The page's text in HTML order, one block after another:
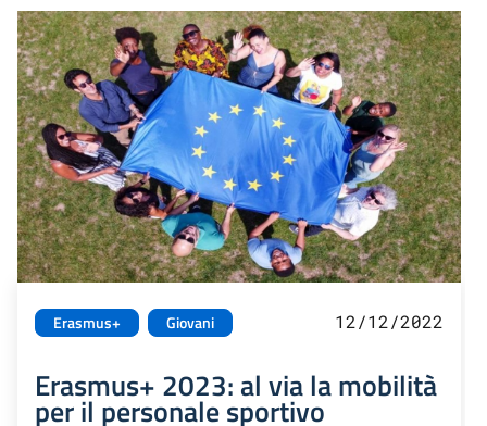
Erasmus+ Giovani 12/12/2022
Erasmus+ 2023: al via la mobilità
per il personale sportivo